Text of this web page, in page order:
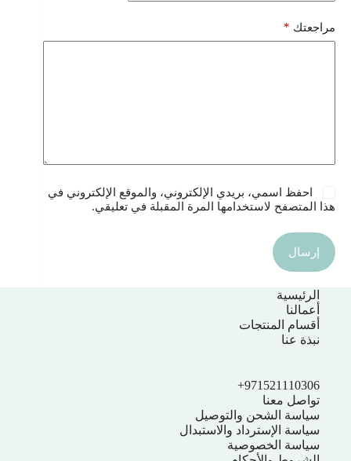
مراجعتك *
احفظ اسمي، بريدي الإلكتروني، والموقع الإلكتروني في
هذا المتصفح لاستخدامها المرة المقبلة في تعليقي.
إرسال
الرئيسية
أعمالنا
أقسام المنتجات
نبذة عنا
971521110306+
تواصل معنا
سياسة الشحن والتوصيل
سياسة الإسترداد والاستبدال
سياسة الخصوصية